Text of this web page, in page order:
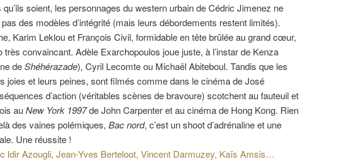
soient, les personnages du western urbain de Cédric Jimenez ne
pas des modèles d’intégrité (mais leurs débordements restent limités).
Karim Leklou et François Civil, formidable en tête brûlée au grand cœur,
très convaincant. Adèle Exarchopoulos joue juste, à l’instar de Kenza
deShéhérazade), Cyril Lecomte ou Michaël Abiteboul. Tandis que les
joies et leurs peines, sont filmés comme dans le cinéma de José
d’action (véritables scènes de bravoure) scotchent au fauteuil et
auNew York 1997de John Carpenter et au cinéma de Hong Kong. Rien
des vaines polémiques, Bac nord, c’est un shoot d’adrénaline et une
Une réussite !
Idir Azougli, Jean-Yves Berteloot, Vincent Darmuzey, Kaïs Amsis…